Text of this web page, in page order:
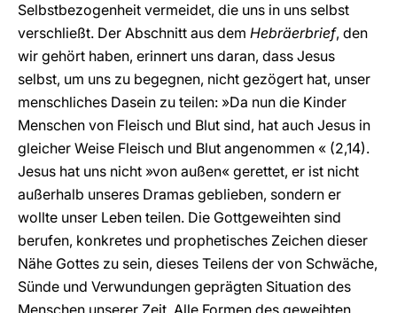
Selbstbezogenheit vermeidet, die uns in uns selbst
verschließt. Der Abschnitt aus dem Hebräerbrief, den
wir gehört haben, erinnert uns daran, dass Jesus
selbst, um uns zu begegnen, nicht gezögert hat, unser
menschliches Dasein zu teilen: »Da nun die Kinder
Menschen von Fleisch und Blut sind, hat auch Jesus in
gleicher Weise Fleisch und Blut angenommen « (2,14).
Jesus hat uns nicht »von außen« gerettet, er ist nicht
außerhalb unseres Dramas geblieben, sondern er
wollte unser Leben teilen. Die Gottgeweihten sind
berufen, konkretes und prophetisches Zeichen dieser
Nähe Gottes zu sein, dieses Teilens der von Schwäche,
Sünde und Verwundungen geprägten Situation des
Menschen unserer Zeit. Alle Formen des geweihten